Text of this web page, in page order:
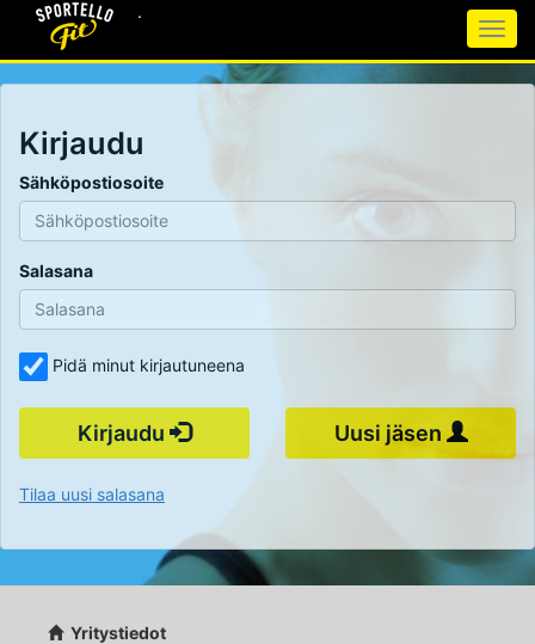
Siirry
.
Kirjaudu
Sähköpostiosoite
Salasana
Pidä minut kirjautuneena
Kirjaudu Uusi jäsen
Tilaa uusi salasana
Yritystiedot